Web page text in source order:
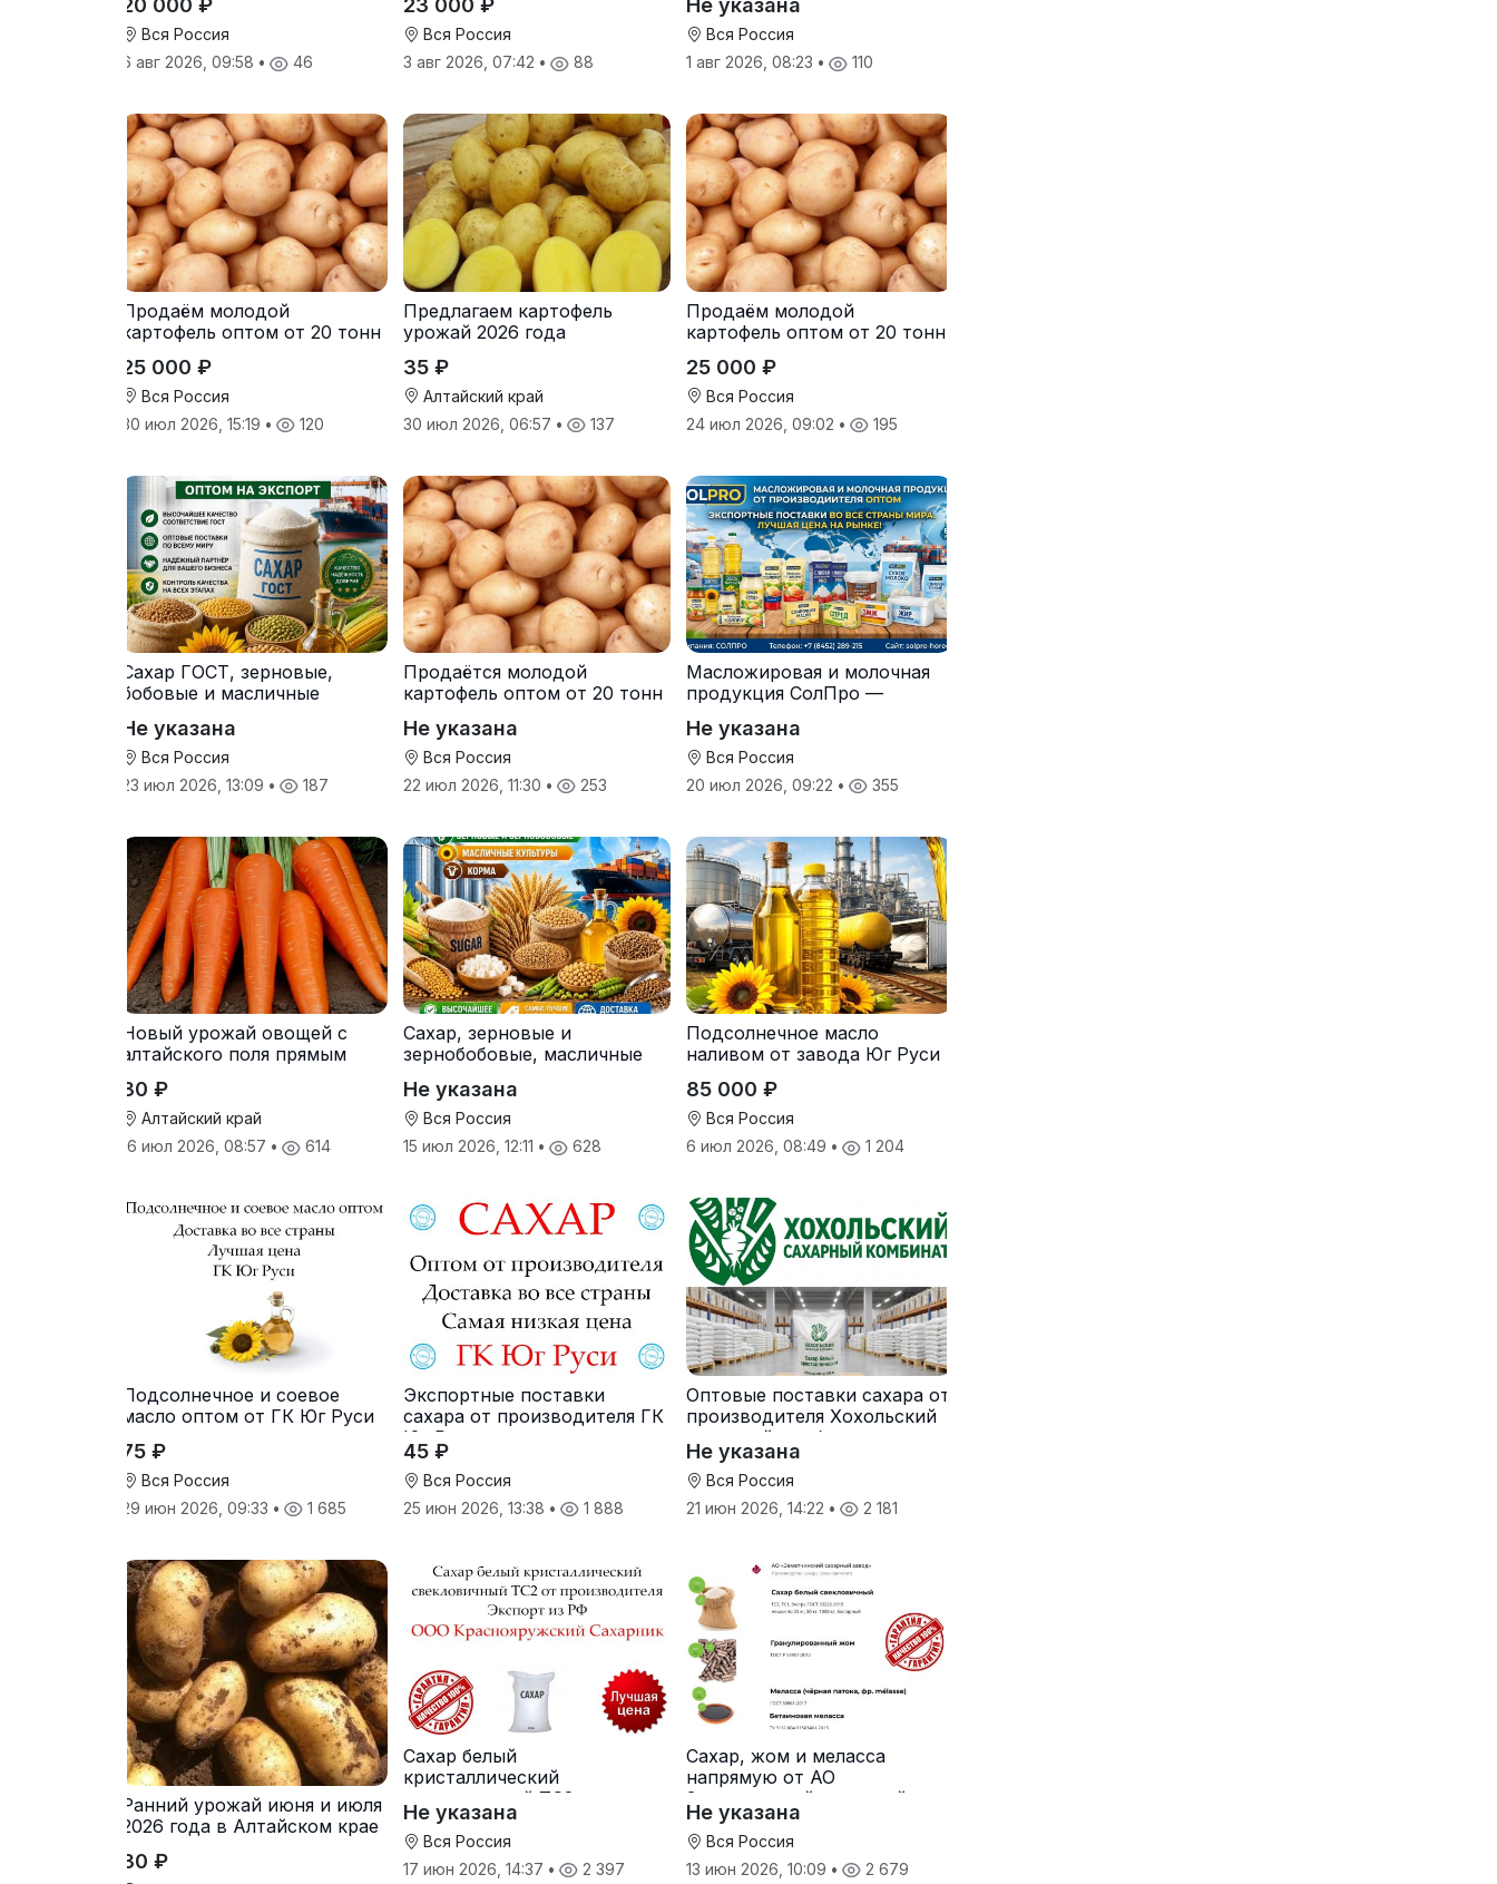
20 000 ₽
Вся Россия
6 авг 2026, 09:58 • 46
23 000 ₽
Вся Россия
3 авг 2026, 07:42 • 88
Не указана
Вся Россия
1 авг 2026, 08:23 • 110
Продаём молодой
картофель оптом от 20 тонн
25 000 ₽
Вся Россия
30 июл 2026, 15:19 • 120
Предлагаем картофель
урожай 2026 года
35 ₽
Алтайский край
30 июл 2026, 06:57 • 137
Продаём молодой
картофель оптом от 20 тонн
25 000 ₽
Вся Россия
24 июл 2026, 09:02 • 195
Сахар ГОСТ, зерновые,
бобовые и масличные
Не указана
Вся Россия
23 июл 2026, 13:09 • 187
Продаётся молодой
картофель оптом от 20 тонн
Не указана
Вся Россия
22 июл 2026, 11:30 • 253
Масложировая и молочная
продукция СолПро —
Не указана
Вся Россия
20 июл 2026, 09:22 • 355
Новый урожай овощей с
алтайского поля прямым
30 ₽
Алтайский край
16 июл 2026, 08:57 • 614
Сахар, зерновые и
зернобобовые, масличные
Не указана
Вся Россия
15 июл 2026, 12:11 • 628
Подсолнечное масло
наливом от завода Юг Руси
85 000 ₽
Вся Россия
6 июл 2026, 08:49 • 1 204
Подсолнечное и соевое
масло оптом от ГК Юг Руси
75 ₽
Вся Россия
29 июн 2026, 09:33 • 1 685
Экспортные поставки
сахара от производителя ГК
Юг Руси
45 ₽
Вся Россия
25 июн 2026, 13:38 • 1 888
Оптовые поставки сахара от
производителя Хохольский
сахарный комбинат
Не указана
Вся Россия
21 июн 2026, 14:22 • 2 181
Ранний урожай июня и июля
2026 года в Алтайском крае
30 ₽
Сахар белый
кристаллический
свекловичный ТС2 от
производителя
Не указана
Вся Россия
17 июн 2026, 14:37 • 2 397
Сахар, жом и меласса
напрямую от АО
Земетчинский сахарный
завод
Не указана
Вся Россия
13 июн 2026, 10:09 • 2 679